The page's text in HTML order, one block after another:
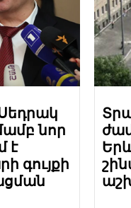
նոր
է
գույքի